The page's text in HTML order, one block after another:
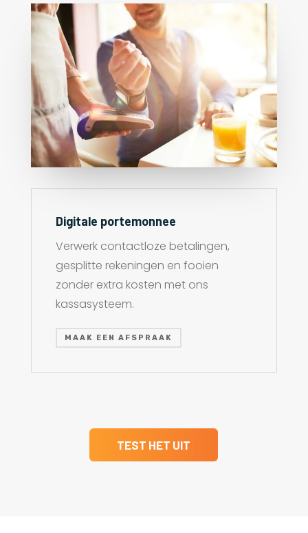
Digitale portemonnee
Verwerk contactloze betalingen,
gesplitte rekeningen en fooien
zonder extra kosten met ons
kassasysteem.
MAAK EEN AFSPRAAK
TEST HET UIT